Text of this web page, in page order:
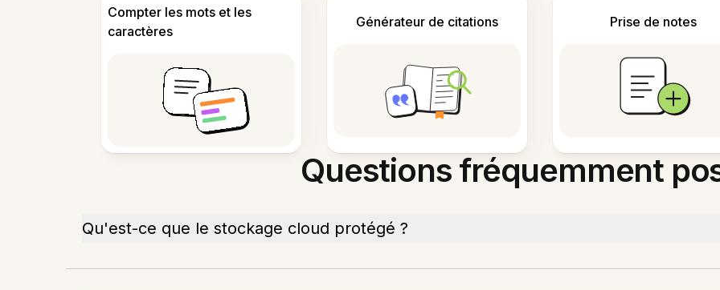
Compter les mots et les
caractères
Générateur de citations Prise de notes
Questions fréquemment
Qu'est-ce que le stockage cloud protégé ?